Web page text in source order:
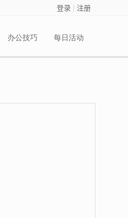
登录 | 注册
办公技巧 每日活动